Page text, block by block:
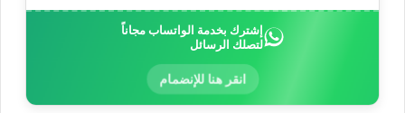
إشترك بخدمة الواتساب مجاناً
لتصلك الرسائل
انقر هنا للإنضمام